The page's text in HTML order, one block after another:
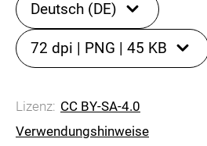
Deutsch (DE)
72 dpi | PNG | 45 KB
Lizenz: CC BY-SA-4.0
Verwendungshinweise